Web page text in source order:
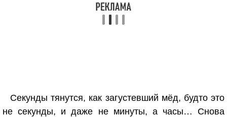
Секунды тянутся, как загустевший мёд, будто это
не секунды, и даже не минуты, а часы… Снова